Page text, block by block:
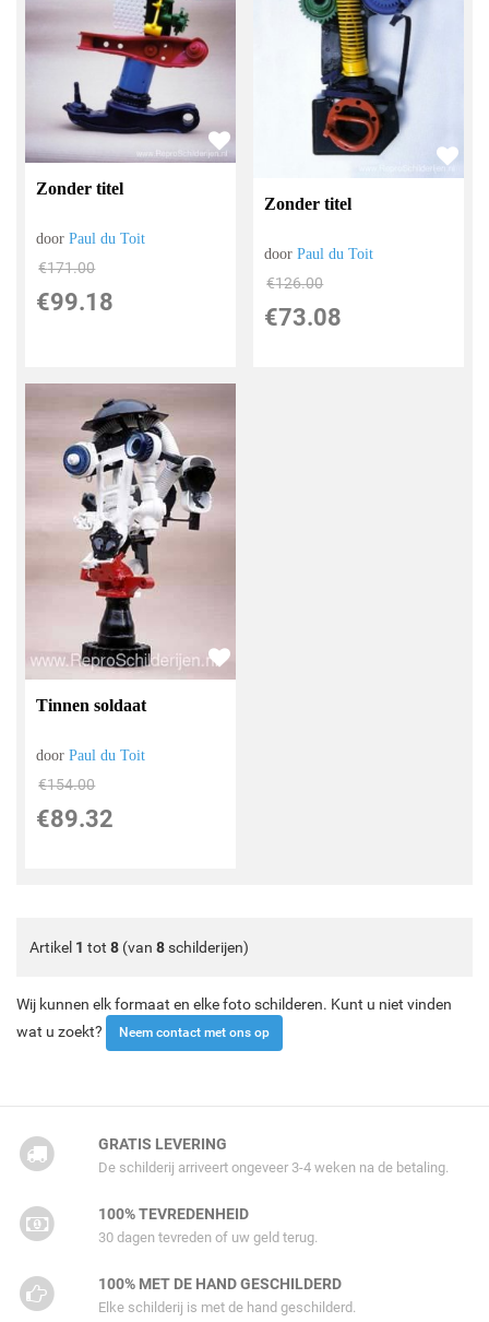
Zonder titel
doorPaul du Toit
€171.00
€99.18
Zonder titel
doorPaul du Toit
€126.00
€73.08
Tinnen soldaat
doorPaul du Toit
€154.00
€89.32
Artikel 1 tot 8 (van 8schilderijen)
Wij kunnen elk formaat en elke foto schilderen. Kunt u niet vinden
wat u zoekt?
Neem contact met ons op
GRATIS LEVERING
De schilderij arriveert ongeveer 3-4 weken na de betaling.
100% TEVREDENHEID
30 dagen tevreden of uw geld terug.
100% MET DE HAND GESCHILDERD
Elke schilderij is met de hand geschilderd.